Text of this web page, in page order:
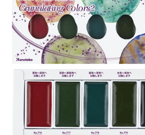
ン
ラ
イ
ン
シ
ョ